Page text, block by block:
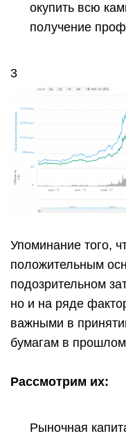
окупить всю
получение
3
Упоминание того,
положительным
подозрительном
но и на ряде
важными в
бумагам в
Рассмотрим их:
Рыночная